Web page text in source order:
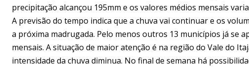
precipitação alcançou 195mm e os valores médios mensais
A previsão do tempo indica que a chuva vai continuar e os
a próxima madrugada. Pelo menos outros 13 municípios já se
mensais. A situação de maior atenção é na região do Vale do
intensidade da chuva diminua. No final de semana há